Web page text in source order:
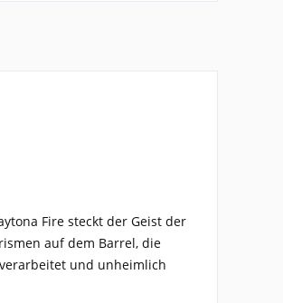
Fire steckt der Geist der
auf dem Barrel, die
und unheimlich